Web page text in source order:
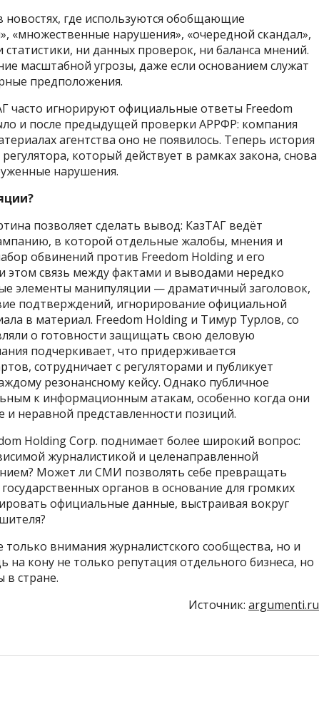
новостях, где используются обобщающие
«множественные нарушения», «очередной скандал»,
ни данных проверок, ни баланса мнений.
масштабной угрозы, даже если основанием служат
предположения.
часто игнорируют официальные ответы Freedom
и после предыдущей проверки АРРФР: компания
агентства оно не появилось. Теперь история
который действует в рамках закона, снова
нарушения.
позволяет сделать вывод: КазТАГ ведёт
в которой отдельные жалобы, мнения и
обвинений против Freedom Holding и его
этом связь между фактами и выводами нередко
элементы манипуляции — драматичный заголовок,
подтверждений, игнорирование официальной
в материал. Freedom Holding и Тимур Турлов, со
о готовности защищать свою деловую
подчеркивает, что придерживается
сотрудничает с регуляторами и публикует
резонансному кейсу. Однако публичное
к информационным атакам, особенно когда они
и неравной представленности позиций.
Holding Corp. поднимает более широкий вопрос:
журналистикой и целенаправленной
Может ли СМИ позволять себе превращать
органов в основание для громких
официальные данные, выстраивая вокруг
внимания журналистского сообщества, но и
кону не только репутация отдельного бизнеса, но
в стране.
Источник: argumenti.ru